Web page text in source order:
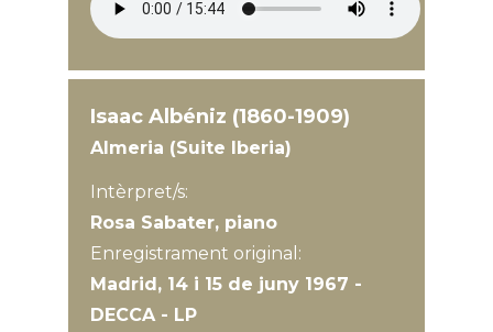
Isaac Albéniz (1860-1909)
Almeria (Suite Iberia)
Intèrpret/s:
Rosa Sabater, piano
Enregistrament original:
Madrid, 14 i 15 de juny 1967 -
DECCA - LP